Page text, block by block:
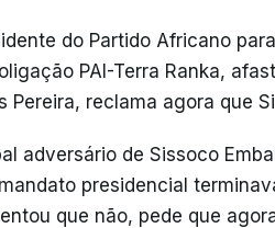
do Partido Africano
PAI-Terra Ranka,
Pereira, reclama agora que
adversário de Sissoco
presidencial
que não, pede que